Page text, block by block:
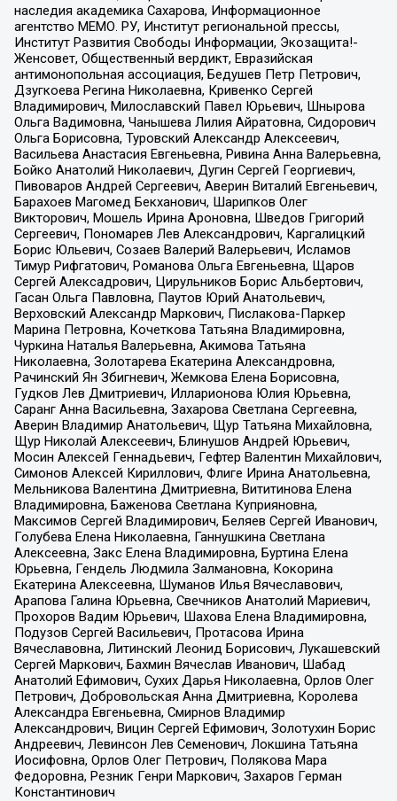
наследия академика Сахарова, Информационное
агентство МЕМО. РУ, Институт региональной прессы,
Институт Развития Свободы Информации, Экозащита!-
Женсовет, Общественный вердикт, Евразийская
антимонопольная ассоциация, Бедушев Петр Петрович,
Дзугкоева Регина Николаевна, Кривенко Сергей
Владимирович, Милославский Павел Юрьевич, Шнырова
Ольга Вадимовна, Чанышева Лилия Айратовна, Сидорович
Ольга Борисовна, Туровский Александр Алексеевич,
Васильева Анастасия Евгеньевна, Ривина Анна Валерьевна,
Бойко Анатолий Николаевич, Дугин Сергей Георгиевич,
Пивоваров Андрей Сергеевич, Аверин Виталий Евгеньевич,
Барахоев Магомед Бекханович, Шарипков Олег
Викторович, Мошель Ирина Ароновна, Шведов Григорий
Сергеевич, Пономарев Лев Александрович, Каргалицкий
Борис Юльевич, Созаев Валерий Валерьевич, Исламов
Тимур Рифгатович, Романова Ольга Евгеньевна, Щаров
Сергей Алексадрович, Цирульников Борис Альбертович,
Гасан Ольга Павловна, Паутов Юрий Анатольевич,
Верховский Александр Маркович, Пислакова-Паркер
Марина Петровна, Кочеткова Татьяна Владимировна,
Чуркина Наталья Валерьевна, Акимова Татьяна
Николаевна, Золотарева Екатерина Александровна,
Рачинский Ян Збигневич, Жемкова Елена Борисовна,
Гудков Лев Дмитриевич, Илларионова Юлия Юрьевна,
Саранг Анна Васильевна, Захарова Светлана Сергеевна,
Аверин Владимир Анатольевич, Щур Татьяна Михайловна,
Щур Николай Алексеевич, Блинушов Андрей Юрьевич,
Мосин Алексей Геннадьевич, Гефтер Валентин Михайлович,
Симонов Алексей Кириллович, Флиге Ирина Анатольевна,
Мельникова Валентина Дмитриевна, Вититинова Елена
Владимировна, Баженова Светлана Куприяновна,
Максимов Сергей Владимирович, Беляев Сергей Иванович,
Голубева Елена Николаевна, Ганнушкина Светлана
Алексеевна, Закс Елена Владимировна, Буртина Елена
Юрьевна, Гендель Людмила Залмановна, Кокорина
Екатерина Алексеевна, Шуманов Илья Вячеславович,
Арапова Галина Юрьевна, Свечников Анатолий Мариевич,
Прохоров Вадим Юрьевич, Шахова Елена Владимировна,
Подузов Сергей Васильевич, Протасова Ирина
Вячеславовна, Литинский Леонид Борисович, Лукашевский
Сергей Маркович, Бахмин Вячеслав Иванович, Шабад
Анатолий Ефимович, Сухих Дарья Николаевна, Орлов Олег
Петрович, Добровольская Анна Дмитриевна, Королева
Александра Евгеньевна, Смирнов Владимир
Александрович, Вицин Сергей Ефимович, Золотухин Борис
Андреевич, Левинсон Лев Семенович, Локшина Татьяна
Иосифовна, Орлов Олег Петрович, Полякова Мара
Федоровна, Резник Генри Маркович, Захаров Герман
Константинович